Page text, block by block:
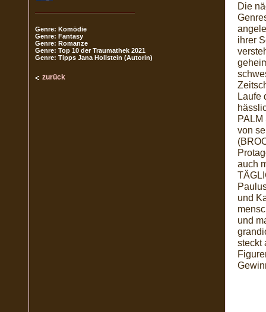
Genre: Komödie
Genre: Fantasy
Genre: Romanze
Genre: Top 10 der Traumathek 2021
Genre: Tipps Jana Hollstein (Autorin)
zurück
Die
ihrer
Laufe
von
auch
und
und
steckt